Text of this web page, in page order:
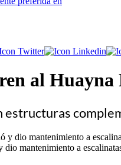
al Huayna
dio mantenimiento a